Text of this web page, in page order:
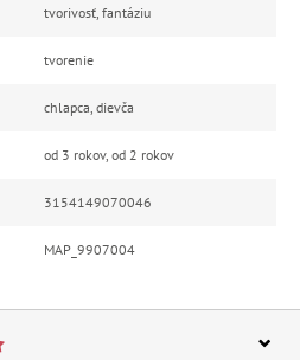
tvorivosť, fantáziu
tvorenie
chlapca, dievča
od 3 rokov, od 2 rokov
3154149070046
MAP_9907004